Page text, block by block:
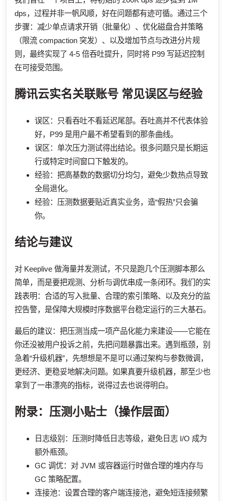
dps，过程并非一帆风顺，好在问题都有迹可循。通过三个
步骤：减少单点请求开销（批量化）、优化磁盘合并策略
（限流 compaction 突发）、以及增加节点与改进分片规
则，最终实现了 4-5 倍吞吐提升，同时将 P99 写延迟控制
在可接受范围。
腾讯云实名关联账号 常见误区与经验
误区：只看吞吐不看延迟尾部。吞吐高并不代表体验
好，P99 是用户最不希望看到的那条曲线。
误区：单次压力测试得出结论。很多问题只是长期运
行或特定时间窗口下触发的。
经验：把高基数的数据切分均匀，避免少数热点导致
全局退化。
经验：压测数据要贴近真实业务，造“假热”只会骗
你。
结论与建议
对 Keeplive 做海量并发测试，不只是跑几个压测脚本那么
简单，而是要把观测、分析与调优串成一条闭环。我们的实
践表明：合适的写入批量、合理的索引策略、以及充分的监
控告警，是保障大规模时序数据平台稳定运行的三大基石。
最后的建议：把压测当成一项产品化能力来建设——它能在
你还没被用户投诉之前，先把问题暴露出来。遇到瓶颈，别
急着“升级机器”，先想想是不是可以通过架构与参数微调，
更经济、更稳妥地解决问题。如果真要升级机器，那至少也
拿到了一串漂亮的指标，说得过去也说得明白。
附录：压测小贴士（操作层面）
日志级别：压测时降低日志等级，避免日志 I/O 成为
额外瓶颈。
GC 调优：对 JVM 或容器运行时做合理的堆内存与
GC 策略配置。
连接池：设置合理的客户端连接池，避免短连接频繁